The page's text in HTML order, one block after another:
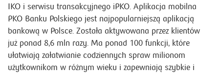
IKO i serwisu transakcyjnego iPKO. Aplikacja mobilna
PKO Banku Polskiego jest najpopularniejszą aplikacją
bankową w Polsce. Została aktywowana przez klientów
już ponad 8,6 mln razy. Ma ponad 100 funkcji, które
ułatwiają załatwianie codziennych spraw milionom
użytkownikom w różnym wieku i zapewniają szybkie i